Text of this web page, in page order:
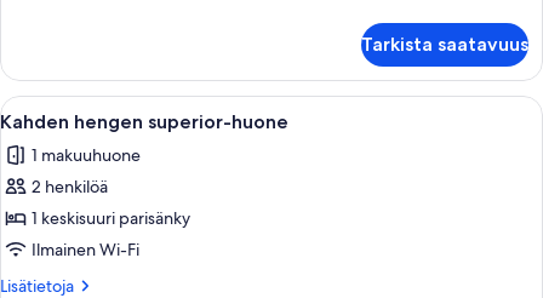
standard-
huone
Tarkista saatavuus
Avaa
kaikki
huonetyypin
Kahden
hengen
superior-
huone
Hotellihuone, jossa on sänky,
4
Kahden hengen superior-huone
1 makuuhuone
2 henkilöä
1 keskisuuri parisänky
Ilmainen Wi-Fi
Lisätietoja
Lisätietoja